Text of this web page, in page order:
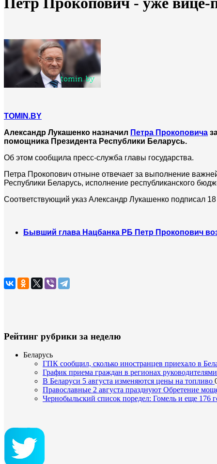
TOMIN.BY
Александр Лукашенко назначил Петра Прокоповича
помощника Президента Республики Беларусь.
Об этом сообщила пресс-служба главы государства.
Петра Прокопович отныне отвечает за выполнение
Республики Беларусь, исполнение республиканского
Соответствующий указ Александр Лукашенко подписал
Бывший глава Нацбанка РБ Петр Прокопович
Рейтинг рубрики за неделю
Беларусь
ГПК сообщил, сколько иностранцев приехало в
График приема граждан в регионах
В Беларуси 5 августа изменяются цены на топливо
Православные 2 августа празднуют Обретение
Чернобыльский список поредел: Гомель и еще 176